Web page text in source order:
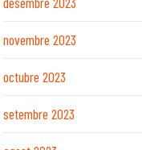
novembre 2023
octubre 2023
setembre 2023